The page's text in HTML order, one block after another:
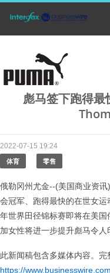
彪马签下跑得
2022-07-15 19:24
体育 零售
俄勒冈州尤金--(美国商业资
会冠军、跑得最快的在世女
年世界田径锦标赛即将在美
加女性将进一步提升彪马令
此新闻稿包含多媒体内容。完
https://